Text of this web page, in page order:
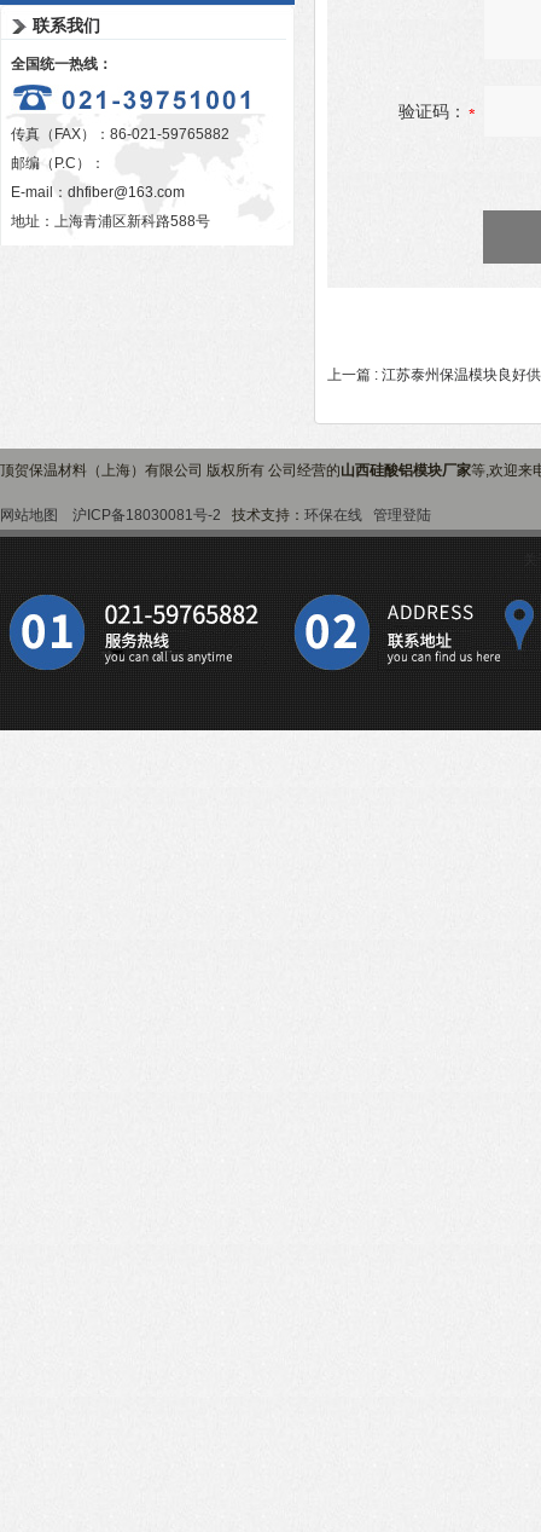
联系我们
全国统一热线：
传真（FAX）：86-021-59765882
邮编（P.C）：
E-mail： dhfiber@163.com
地址：上海青浦区新科路588号
验证码：
上一篇 : 江苏泰州保温模块良好
顶贺保温材料（上海）有限公司 版权所有 公司经营的山西硅酸铝模块厂家等,欢迎来
网站地图 沪ICP备18030081号-2 技术支持： 环保在线 管理登陆